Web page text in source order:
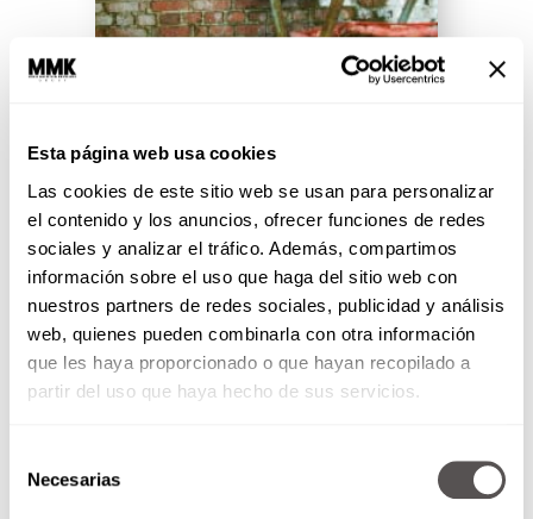
Esta página web usa cookies
Las cookies de este sitio web se usan para personalizar
el contenido y los anuncios, ofrecer funciones de redes
sociales y analizar el tráfico. Además, compartimos
información sobre el uso que haga del sitio web con
nuestros partners de redes sociales, publicidad y análisis
web, quienes pueden combinarla con otra información
que les haya proporcionado o que hayan recopilado a
partir del uso que haya hecho de sus servicios.
Necesarias
Después de años de ausencia.
¿Cómo volver a trabajar?
Tips para regresar al mundo
laboral con éxito.